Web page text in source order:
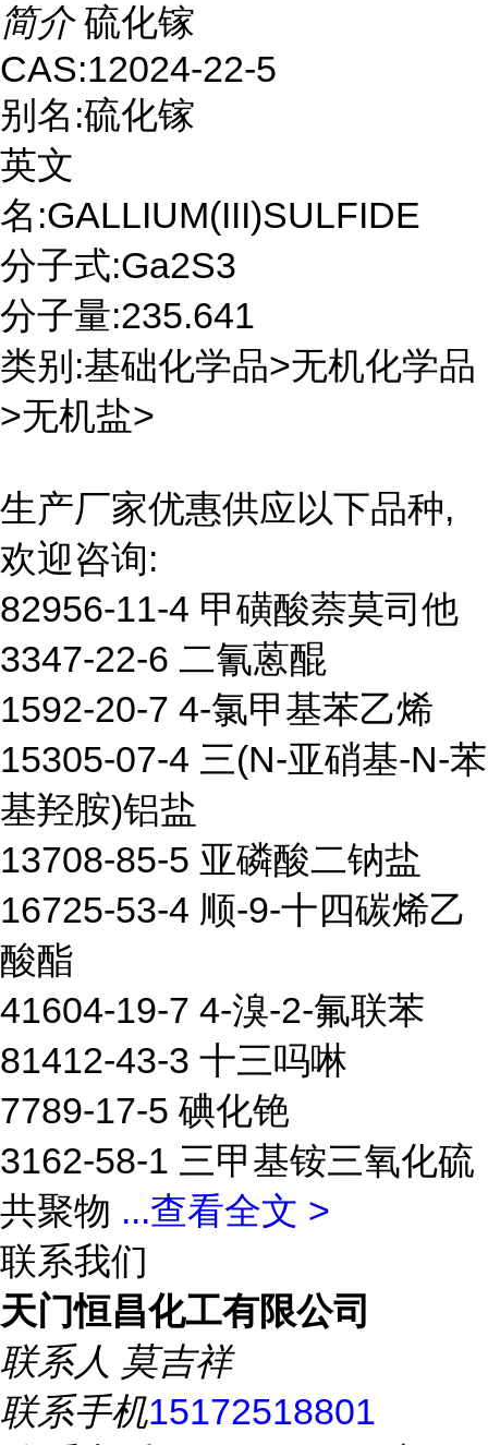
简介 硫化镓
CAS:12024-22-5
别名:硫化镓
英文
名:GALLIUM(III)SULFIDE
分子式:Ga2S3
分子量:235.641
类别:基础化学品>无机化学品
>无机盐>
生产厂家优惠供应以下品种,
欢迎咨询:
82956-11-4 甲磺酸萘莫司他
3347-22-6 二氰蒽醌
1592-20-7 4-氯甲基苯乙烯
15305-07-4 三(N-亚硝基-N-苯
基羟胺)铝盐
13708-85-5 亚磷酸二钠盐
16725-53-4 顺-9-十四碳烯乙
酸酯
41604-19-7 4-溴-2-氟联苯
81412-43-3 十三吗啉
7789-17-5 碘化铯
3162-58-1 三甲基铵三氧化硫
共聚物 ...查看全文 >
联系我们
天门恒昌化工有限公司
联系人 莫吉祥
联系手机15172518801